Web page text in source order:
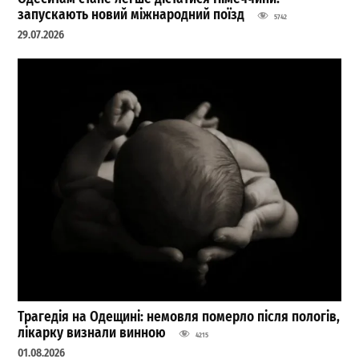
запускають новий міжнародний поїзд
5742
29.07.2026
Трагедія на Одещині: немовля померло після пологів,
лікарку визнали винною
4215
01.08.2026